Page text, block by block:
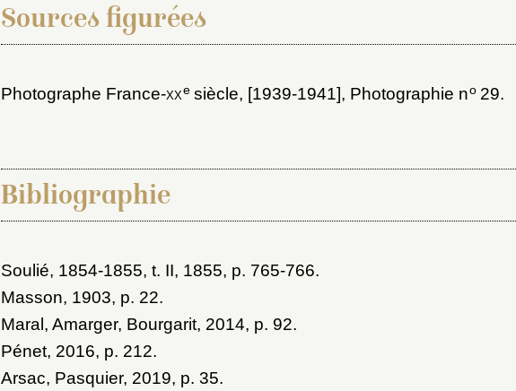
Sources figurées
Photographe France-xxesiècle, [1939-1941], Photographie no29.
Bibliographie
Soulié, 1854-1855, t. II, 1855, p. 765-766.
Masson, 1903, p. 22.
Maral, Amarger, Bourgarit, 2014, p. 92.
Pénet, 2016, p. 212.
Arsac, Pasquier, 2019, p. 35.